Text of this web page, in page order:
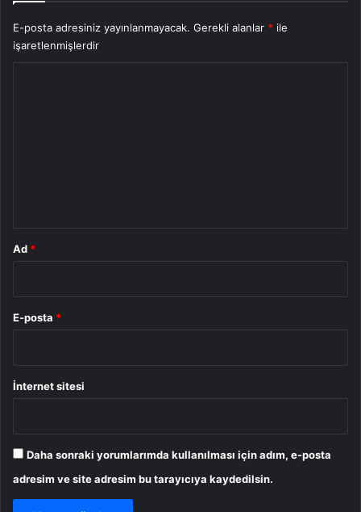
E-posta adresiniz yayınlanmayacak. Gerekli alanlar * ile
işaretlenmişlerdir
Ad *
E-posta *
İnternet sitesi
Daha sonraki yorumlarımda kullanılması için adım, e-posta
adresim ve site adresim bu tarayıcıya kaydedilsin.